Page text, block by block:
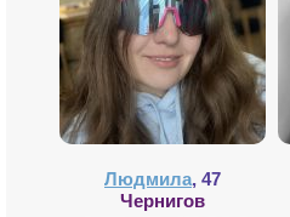
Людмила, 47
Чернигов